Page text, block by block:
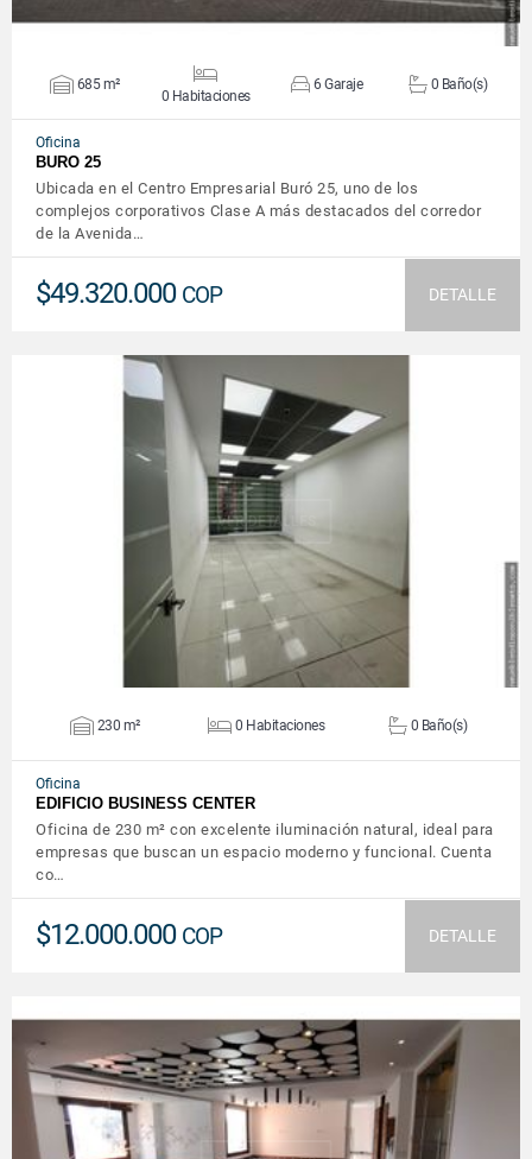
685 m²
0 Habitaciones
6 Garaje 0 Baño(s)
Oficina
BURO 25
Ubicada en el Centro Empresarial Buró 25, uno de los
complejos corporativos Clase A más destacados del corredor
de la Avenida…
$49.320.000 COP DETALLE
VER DETALLES
230 m² 0 Habitaciones 0 Baño(s)
Oficina
EDIFICIO BUSINESS CENTER
Oficina de 230 m² con excelente iluminación natural, ideal para
empresas que buscan un espacio moderno y funcional. Cuenta
co…
$12.000.000 COP DETALLE